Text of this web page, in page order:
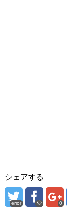
シェアする
error 0